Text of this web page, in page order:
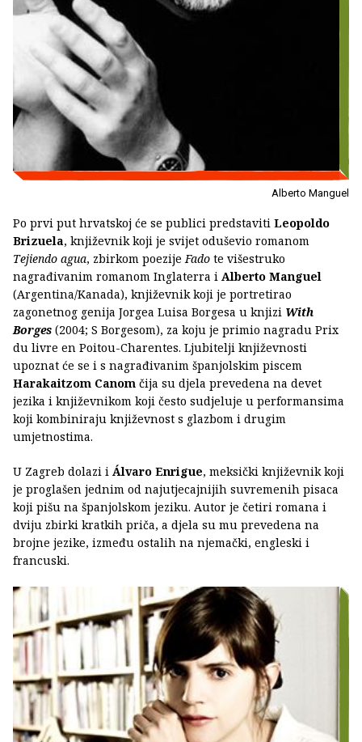
Alberto Manguel
Po prvi put hrvatskoj će se publici predstaviti Leopoldo
Brizuela, književnik koji je svijet oduševio romanom
Tejiendo agua, zbirkom poezijeFado te višestruko
nagrađivanim romanom Inglaterra i Alberto Manguel
(Argentina/Kanada), književnik koji je portretirao
zagonetnog genija Jorgea Luisa Borgesa u knjizi With
Borges (2004; S Borgesom), za koju je primio nagradu Prix
du livre en Poitou-Charentes. Ljubitelji književnosti
upoznat će se i s nagrađivanim španjolskim piscem
Harakaitzom Canom čija su djela prevedena na devet
jezika i književnikom koji često sudjeluje u performansima
koji kombiniraju književnost s glazbom i drugim
umjetnostima.
U Zagreb dolazi i Álvaro Enrigue, meksički književnik koji
je proglašen jednim od najutjecajnijih suvremenih pisaca
koji pišu na španjolskom jeziku. Autor je četiri romana i
dviju zbirki kratkih priča, a djela su mu prevedena na
brojne jezike, između ostalih na njemački, engleski i
francuski.